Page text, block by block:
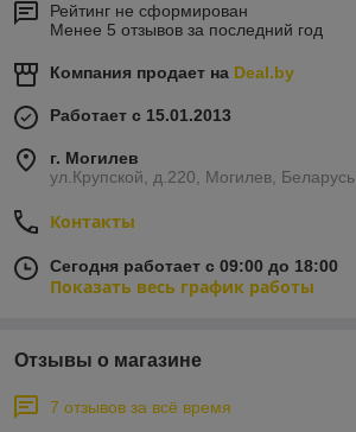
Рейтинг не сформирован
Менее 5 отзывов за последний год
Компания продает на Deal.by
Работает с 15.01.2013
г. Могилев
ул.Крупской, д.220, Могилев, Беларусь
Контакты
Сегодня работает с 09:00 до 18:00
Показать весь график работы
Отзывы о магазине
7 отзывов за всё время